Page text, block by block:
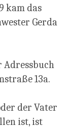
kam das
Gerda
Adressbuch
13a.
der Vater
ist, ist